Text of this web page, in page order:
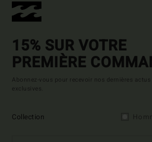
15% SUR VOTRE
PREMIÈRE
Abonnez-vous pour recevoir nos dernières
exclusives.
Collection